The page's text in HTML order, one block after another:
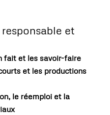
et
fait et les savoir-faire
et les productions
le réemploi et la